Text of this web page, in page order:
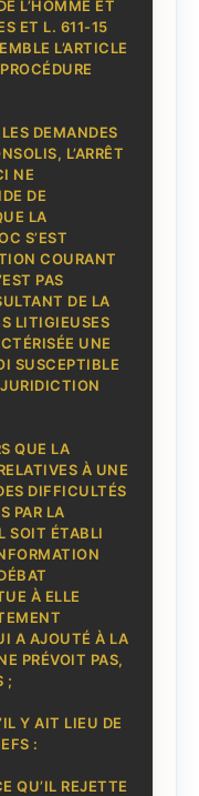
L’HOMME ET
ET L. 611-15
L’ARTICLE
DEMANDES
L’ARRÊT
NE
DE
LA
S’EST
COURANT
PAS
DE LA
LITIGIEUSES
UNE
SUSCEPTIBLE
QUE LA
À UNE
DIFFICULTÉS
PAR LA
SOIT ÉTABLI
À ELLE
A AJOUTÉ À LA
PRÉVOIT PAS,
;
Y AIT LIEU DE
:
QU’IL REJETTE